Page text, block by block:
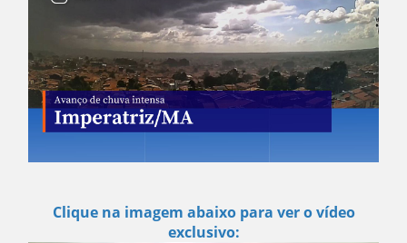
Clique na imagem abaixo para ver o vídeo
exclusivo: